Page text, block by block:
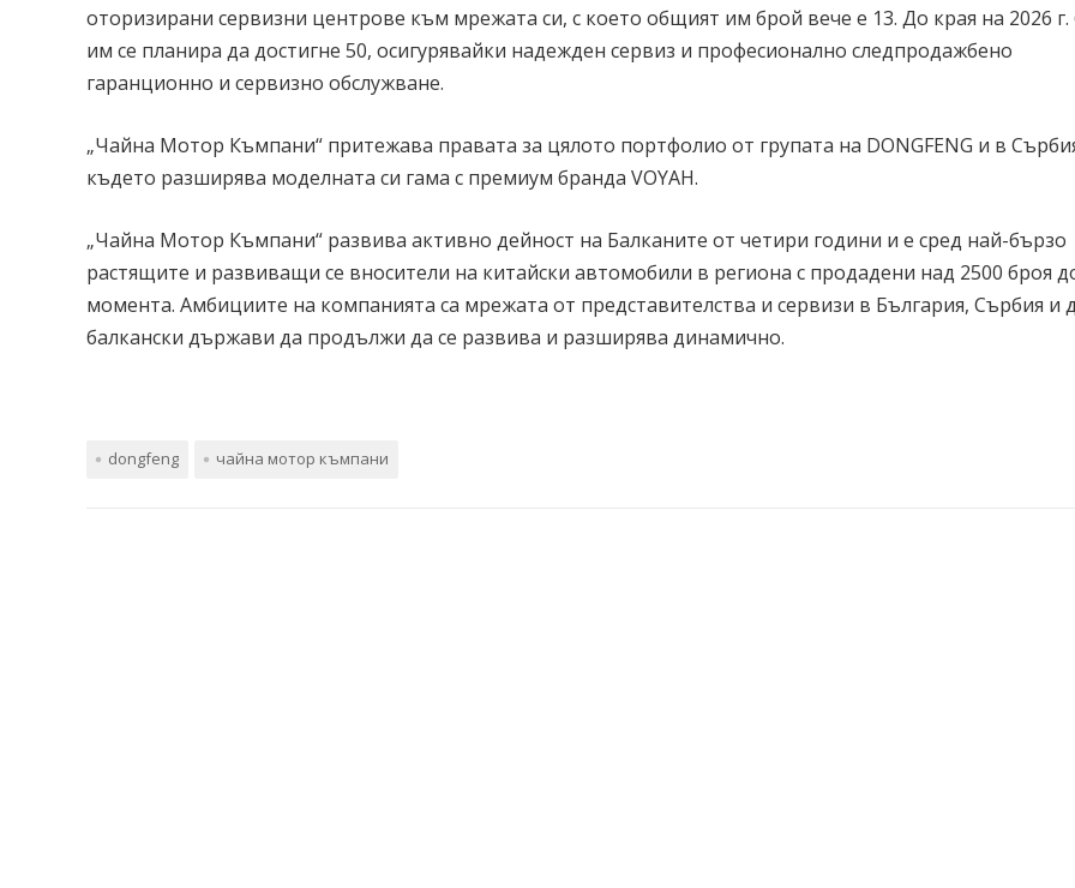
оторизирани сервизни центрове към мрежата си, с което общият им брой вече е 13. До края на 2026 г.
им се планира да достигне 50, осигурявайки надежден сервиз и професионално следпродажбено
гаранционно и сервизно обслужване.
„Чайна Мотор Къмпани“ притежава правата за цялото портфолио от групата на DONGFENG и в
където разширява моделната си гама с премиум бранда VOYAH.
„Чайна Мотор Къмпани“ развива активно дейност на Балканите от четири години и е сред най-бързо
растящите и развиващи се вносители на китайски автомобили в региона с продадени над 2500 броя
момента. Амбициите на компанията са мрежата от представителства и сервизи в България, Сърбия и
балкански държави да продължи да се развива и разширява динамично.
dongfeng чайна мотор къмпани